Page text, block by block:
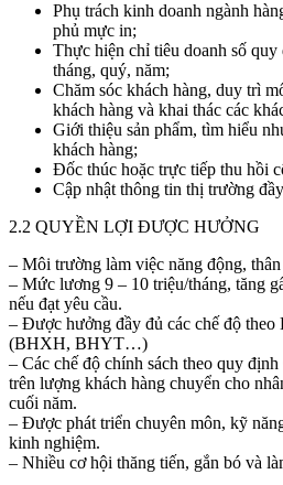
Phụ trách kinh doanh ngành
phủ mực in;
Thực hiện chỉ tiêu doanh số quy
tháng, quý, năm;
Chăm sóc khách hàng, duy trì
khách hàng và khai thác các
Giới thiệu sản phẩm, tìm hiểu
khách hàng;
Đốc thúc hoặc trực tiếp thu hồi
Cập nhật thông tin thị trường
2.2 QUYỀN LỢI ĐƯỢC HƯỞNG
– Môi trường làm việc năng động,
– Mức lương 9 – 10 triệu/tháng, tăng
nếu đạt yêu cầu.
– Được hưởng đầy đủ các chế độ
(BHXH, BHYT…)
– Các chế độ chính sách theo quy
trên lượng khách hàng chuyển cho
cuối năm.
– Được phát triển chuyên môn, kỹ
kinh nghiệm.
– Nhiều cơ hội thăng tiến, gắn bó và